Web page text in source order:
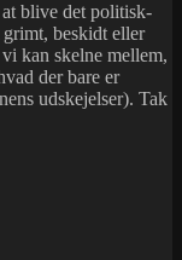
blive det politisk-
beskidt eller
kan skelne mellem,
der bare er
udskejelser). Tak